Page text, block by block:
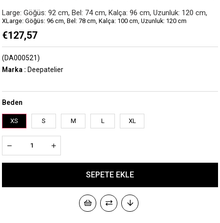
Large: Göğüs: 92 cm, Bel: 74 cm, Kalça: 96 cm, Uzunluk: 120 cm,
XLarge: Göğüs: 96 cm, Bel: 78 cm, Kalça: 100 cm, Uzunluk: 120 cm
€127,57
(DA000521)
Marka : Deepatelier
Beden
XS S M L XL